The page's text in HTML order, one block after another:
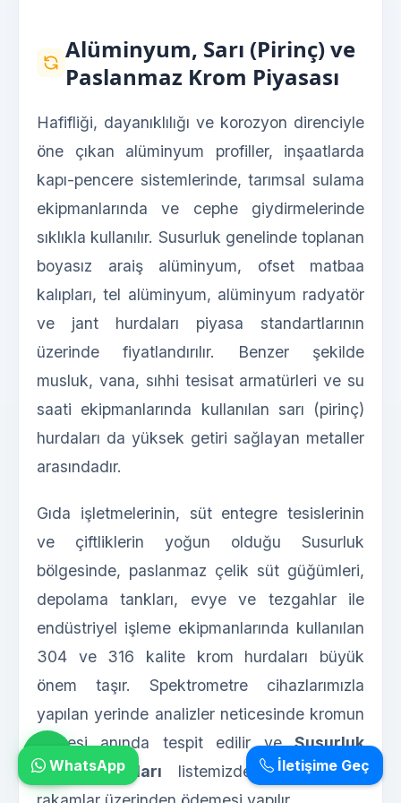
Alüminyum, Sarı (Pirinç) ve
Paslanmaz Krom Piyasası
Hafifliği, dayanıklılığı ve korozyon direnciyle
öne çıkan alüminyum profiller, inşaatlarda
kapı-pencere sistemlerinde, tarımsal sulama
ekipmanlarında ve cephe giydirmelerinde
sıklıkla kullanılır. Susurluk genelinde toplanan
boyasız araiş alüminyum, ofset matbaa
kalıpları, tel alüminyum, alüminyum radyatör
ve jant hurdaları piyasa standartlarının
üzerinde fiyatlandırılır. Benzer şekilde
musluk, vana, sıhhi tesisat armatürleri ve su
saati ekipmanlarında kullanılan sarı (pirinç)
hurdaları da yüksek getiri sağlayan metaller
arasındadır.
Gıda işletmelerinin, süt entegre tesislerinin
ve çiftliklerin yoğun olduğu Susurluk
bölgesinde, paslanmaz çelik süt güğümleri,
depolama tankları, evye ve tezgahlar ile
endüstriyel işleme ekipmanlarında kullanılan
304 ve 316 kalite krom hurdaları büyük
önem taşır. Spektrometre cihazlarımızla
yapılan yerinde analizler neticesinde kromun
kalitesi anında tespit edilir veSusurluk
hurda fiyatları listemizdeki en güncel
İletişime Geç
WhatsApp